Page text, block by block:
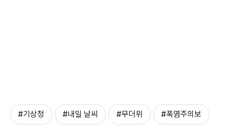
#기상청 #내일 날씨 #무더위 #폭염주의보